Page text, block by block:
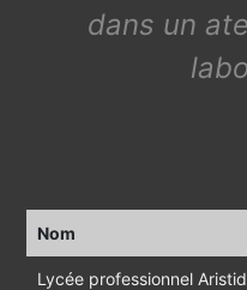
dans un
Nom
Lycée professionnel